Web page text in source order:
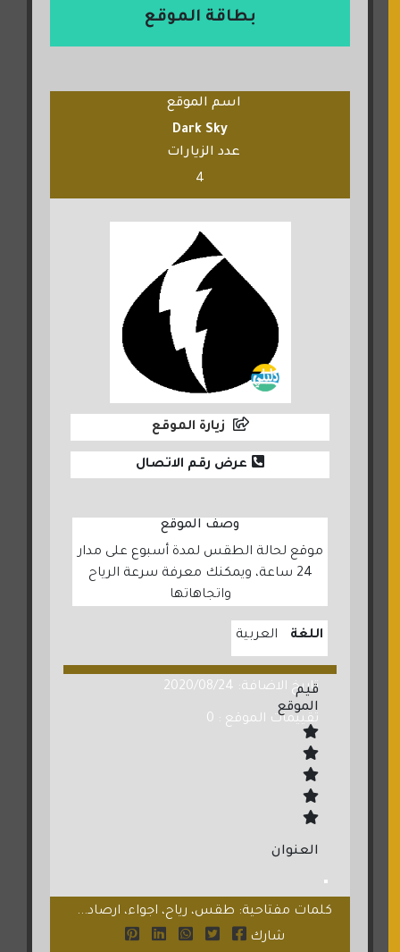
بطاقة الموقع
اسم الموقع
Dark Sky
عدد الزيارات
4
زيارة الموقع
عرض رقم الاتصال
وصف الموقع
موقع لحالة الطقس لمدة أسبوع على مدار
24 ساعة، ويمكنك معرفة سرعة الرياح
واتجاهاتها
اللغة العربية
تاريخ الاضافة: 2020/08/24
تقييمات الموقع : 0
قيم
الموقع
العنوان
كلمات مفتاحية: طقس، رياح، اجواء، ارصاد...
شارك